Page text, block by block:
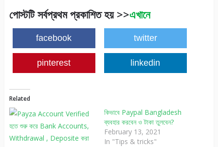
পোস্টটি সর্বপ্রথম প্রকাশিত হয় >>এখানে
facebook twitter
pinterest linkedin
Related
কিভাবে Paypal Bangladesh
ব্যবহার করবেন ও টাকা তুলবেন?
February 13, 2021
In "Tips & tricks"